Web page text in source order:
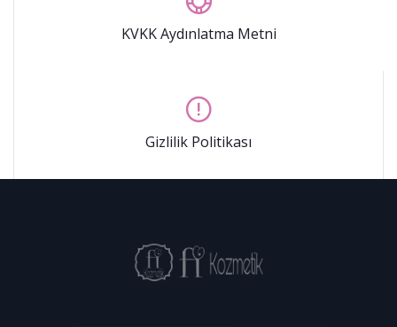
KVKK Aydınlatma Metni
Gizlilik Politikası